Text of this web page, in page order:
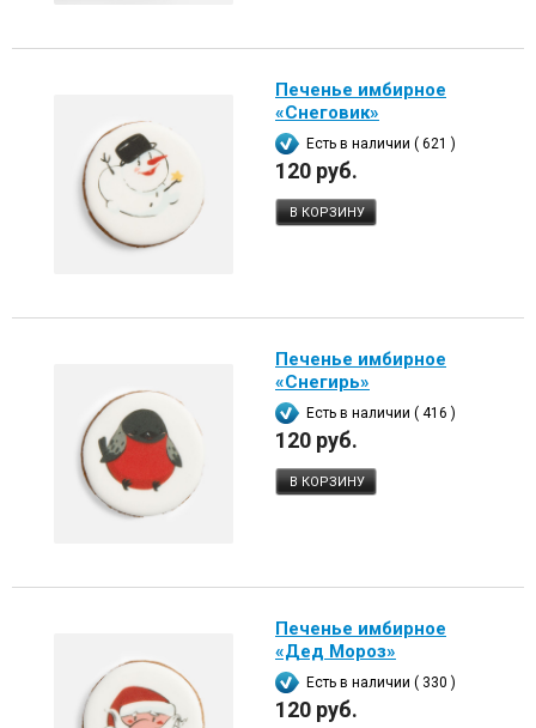
Печенье имбирное
«Снеговик»
Есть в наличии ( 621 )
120 руб.
В КОРЗИНУ
Печенье имбирное
«Снегирь»
Есть в наличии ( 416 )
120 руб.
В КОРЗИНУ
Печенье имбирное
«Дед Мороз»
Есть в наличии ( 330 )
120 руб.